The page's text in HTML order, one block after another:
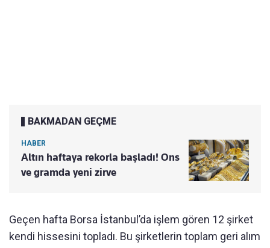
BAKMADAN GEÇME
HABER
Altın haftaya rekorla başladı! Ons
ve gramda yeni zirve
Geçen hafta Borsa İstanbul’da işlem gören 12 şirket
kendi hissesini topladı. Bu şirketlerin toplam geri alım